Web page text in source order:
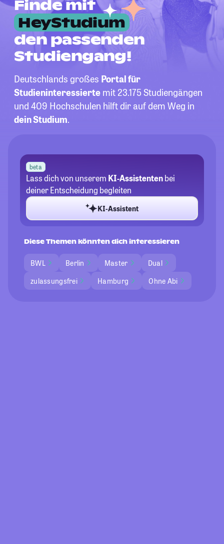
Finde mit
HeyStudium
den passenden
Studiengang!
Deutschlands großes Portal für
Studieninteressierte mit 23.175 Studiengängen
und 409 Hochschulen hilft dir auf dem Weg in
dein Studium.
beta
Lass dich von unserem KI-Assistentenbei
deiner Entscheidung begleiten
KI-Assistent
Diese Themen könnten dich interessieren
BWL Berlin Master
Dual
zulassungsfrei
Hamburg Ohne Abi